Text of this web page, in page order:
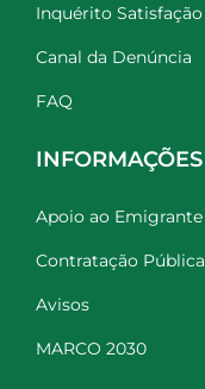
Inquérito Satisfação
Canal da Denúncia
FAQ
INFORMAÇÕES
Apoio ao Emigrante
Contratação Pública
Avisos
MARCO 2030